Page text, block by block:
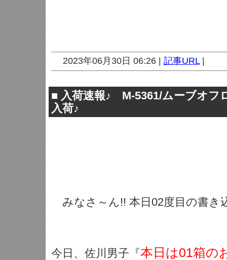
2023年06月30日 06:26 | 記事URL|
■ 入荷速報♪ M-5361/ムーブオフ
入荷♪
みなさ～ん!! 本日02度目の書き
今日、佐川男子『本日は01箱の